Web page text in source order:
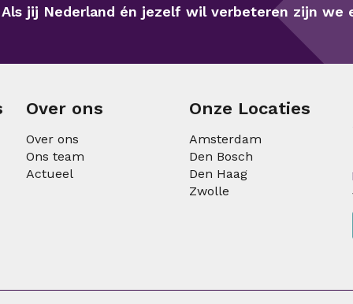
Als jij Nederland én jezelf wil verbeteren zijn we
Over ons
Over ons
Ons team
Actueel
Onze Locaties
Amsterdam
Den Bosch
Den Haag
Zwolle